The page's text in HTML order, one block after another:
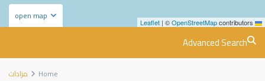
| ©OpenStreetMapcontributors
open map
Advanced Search
Home مزادات